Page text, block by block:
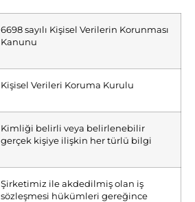
6698 sayılı Kişisel Verilerin Korunması
Kanunu
Kişisel Verileri Koruma Kurulu
Kimliği belirli veya belirlenebilir
gerçek kişiye ilişkin her türlü bilgi
Şirketimiz ile akdedilmiş olan iş
sözleşmesi hükümleri gereğince